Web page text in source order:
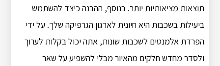
תוצאות מציאותיות יותר. בנוסף, ההבנה כיצד להשתמש
ביעילות בשכבות היא חיונית לארגון הגרפיקה שלך. על ידי
הפרדת אלמנטים לשכבות שונות, אתה יכול בקלות לערוך
ולסדר מחדש חלקים מהאיור מבלי להשפיע על שאר